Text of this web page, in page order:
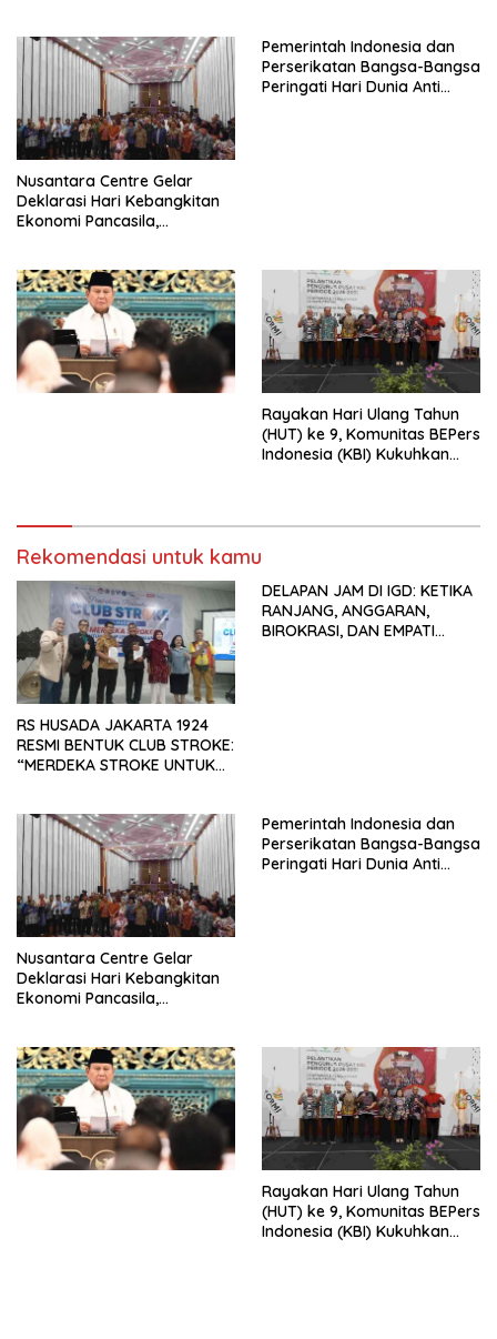
Nusantara Centre Gelar
Deklarasi Hari Kebangkitan
Ekonomi Pancasila,
Penjajahan (Pergolakan
Ekonomi Politik Indonesia) &
Simposium Nasional “Urgensi
Undang-Undang
Perekonomian Nasional dan
Kesejahteraan Sosial dalam
Pemerintah Indonesia dan
Perserikatan Bangsa-Bangsa
Peringati Hari Dunia Anti
Rayakan Hari Ulang Tahun
(HUT) ke 9, Komunitas BEPers
Indonesia (KBI) Kukuhkan
Pengembangan Organisasi
Mancanegara”.
Rekomendasi untuk kamu
RS HUSADA JAKARTA 1924
RESMI BENTUK CLUB STROKE:
“MERDEKA STROKE UNTUK
DELAPAN JAM DI IGD: KETIKA
RANJANG, ANGGARAN,
BIROKRASI, DAN EMPATI
Nusantara Centre Gelar
Deklarasi Hari Kebangkitan
Ekonomi Pancasila,
Penjajahan (Pergolakan
Ekonomi Politik Indonesia) &
Simposium Nasional “Urgensi
Undang-Undang
Perekonomian Nasional dan
Kesejahteraan Sosial dalam
Pemerintah Indonesia dan
Perserikatan Bangsa-Bangsa
Peringati Hari Dunia Anti
Rayakan Hari Ulang Tahun
(HUT) ke 9, Komunitas BEPers
Indonesia (KBI) Kukuhkan